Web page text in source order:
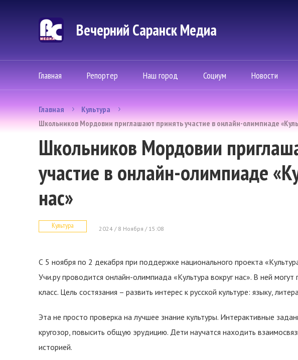
Вечерний Саранск Mедиа
Главная Репортер Наш город Социум Новости
Главная
Культура
Школьников Мордовии приглашают принять участие в онлайн-олимпиаде
Школьников Мордовии
участие в онлайн-олимпиаде
нас»
Культура 2024 / 8 Ноября / 15:08
С 5 ноября по 2 декабря при поддержке национального проекта
Учи.ру проводится онлайн-олимпиада «Культура вокруг нас». В ней
класс. Цель состязания – развить интерес к русской культуре: языку,
Эта не просто проверка на лучшее знание культуры. Интерактивные
кругозор, повысить общую эрудицию. Дети научатся находить
историей.